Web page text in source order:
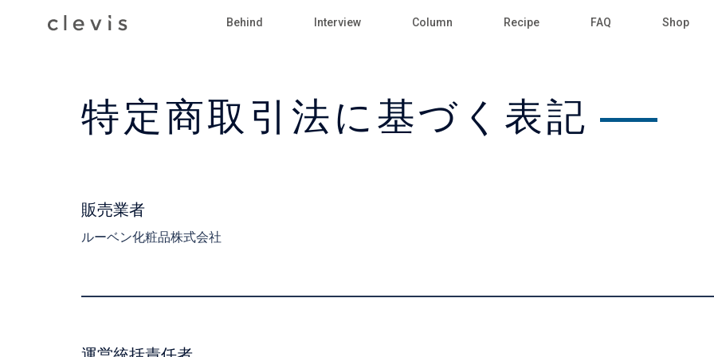
Behind Interview Column Recipe FAQ Shop
特定商取引法に基づく表記
販売業者
ルーベン化粧品株式会社